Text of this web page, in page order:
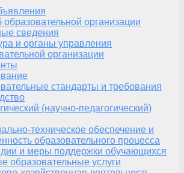
организации
сведения
и органы управления
организации
стандарты и требования
(научно-педагогический)
техническое обеспечение и
образовательного процесса
и меры поддержки обучающихся
образовательные услуги